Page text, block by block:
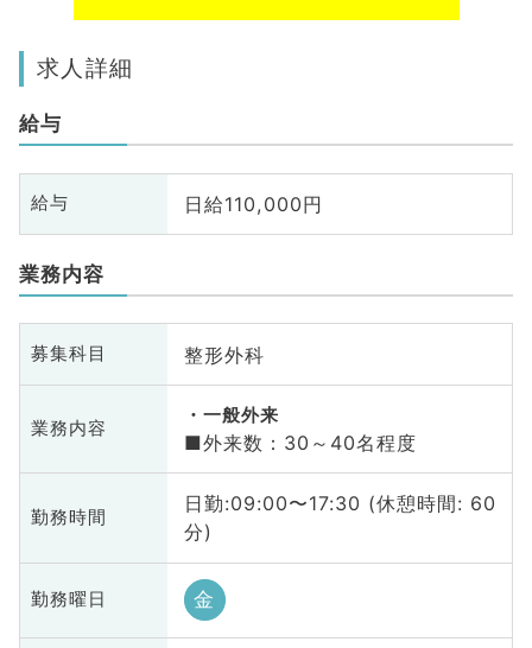
求人詳細
給与
給与 日給110,000円
業務内容
募集科目 整形外科
業務内容
一般外来
■外来数：30～40名程度
勤務時間
日勤:09:00〜17:30 (休憩時間: 60
分)
勤務曜日 金